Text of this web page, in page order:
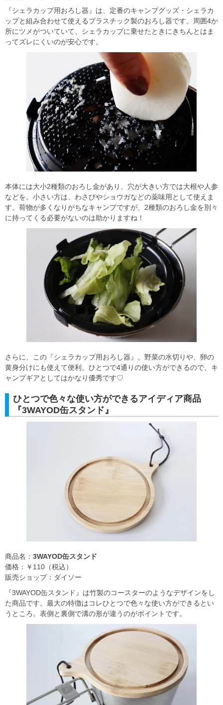
『シェラカップ用おろし器』は、定番のキャンプグッズ・シェラカ
ップと組み合わせて使えるプラスチック製のおろし器です。周囲4か
所にツメがついていて、シェラカップに乗せたときにきちんとはま
ってズレにくいのが安心です。
本体には大小2種類のおろし金があり、穴が大きい方では大根や人参
などを。小さい方は、わさびやショウガなどの薬味用として使えま
す。荷物が多くなりがちなキャンプですが、2種類のおろし金を別々
に持ってくる必要がないのは助かりますね！
さらに、この『シェラカップ用おろし器』。野菜の水切りや、卵の
黄身分けにも使えて便利。ひとつで4通りの使い方ができるので、キ
ャンプギアとしてはかなり優秀です♡
ひとつで色々な使い方ができるアイディア商品
『3WAYOD缶スタンド』
商品名： 3WAYOD缶スタンド
価格：￥110（税込）
販売ショップ：ダイソー
『3WAYOD缶スタンド』は竹製のコースターのようなデザインをし
た商品です。最大の特徴はコレひとつで色々な使い方ができるとい
うところ。表側と裏側で溝の形が違うのがポイントです。